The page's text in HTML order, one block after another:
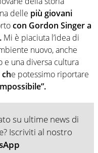
delle più giovani
con Gordon Singer a
Mi è piaciuta l’idea di
nuovo, anche
e una diversa cultura
che potessimo riportare
su ultime news di
Iscriviti al nostro